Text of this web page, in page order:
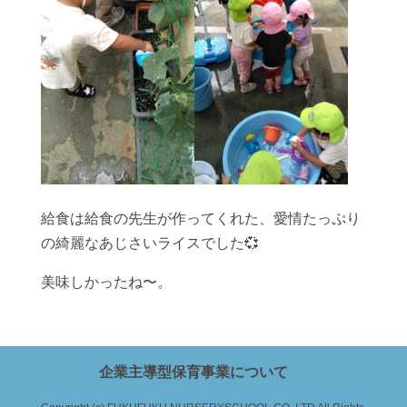
給食は給食の先生が作ってくれた、愛情たっぷり
の綺麗なあじさいライスでした💞
美味しかったね〜。
企業主導型保育事業について